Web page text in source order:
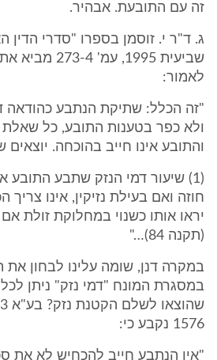
זה עם התובעת. אבהיר.
ג. ד"ר י. זוסמן בספרו "סדרי הדין
שביעית 1995,
לאמור:
"זה הכלל: שתיקת הנתבע כהודאה
ולא כפר בטענות התובע, כל
והתובע אינו חייב בהוכחה. יוצאים
(1) שיעור דמי הנזק שתבע
חוזה ואם בעילת נזיקין, אינו
יראו אותו כשנוי במחלוקת זולת
(תקנה 84)…"
במקרה דנן, שומה עלינו לבחון
במסגרת המונח "דמי נזק" ניתן
1576 נקבע כי:
"אין הנתבע חייב להכחיש לא את